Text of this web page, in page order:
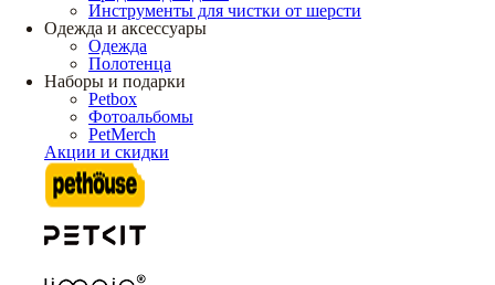
Инструменты для чистки от шерсти
Одежда и аксессуары
Одежда
Полотенца
Наборы и подарки
Petbox
Фотоальбомы
PetMerch
Акции и скидки